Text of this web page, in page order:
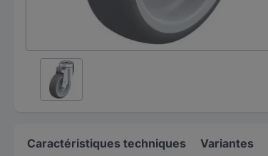
Caractéristiques techniques Variantes